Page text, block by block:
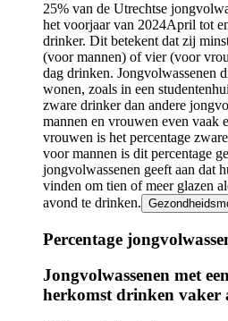
25% van de Utrechtse
het voorjaar van 2024April tot
drinker. Dit betekent dat zij
(voor mannen) of vier (voor
dag drinken. Jongvolwassenen
wonen, zoals in een
zware drinker dan andere
mannen en vrouwen even vaak
vrouwen is het percentage
voor mannen is dit percentage
jongvolwassenen geeft aan dat
vinden om tien of meer glazen
avond te drinken.
Percentage
Infogram
URL
Jongvolwassenen met
herkomst drinken vaker